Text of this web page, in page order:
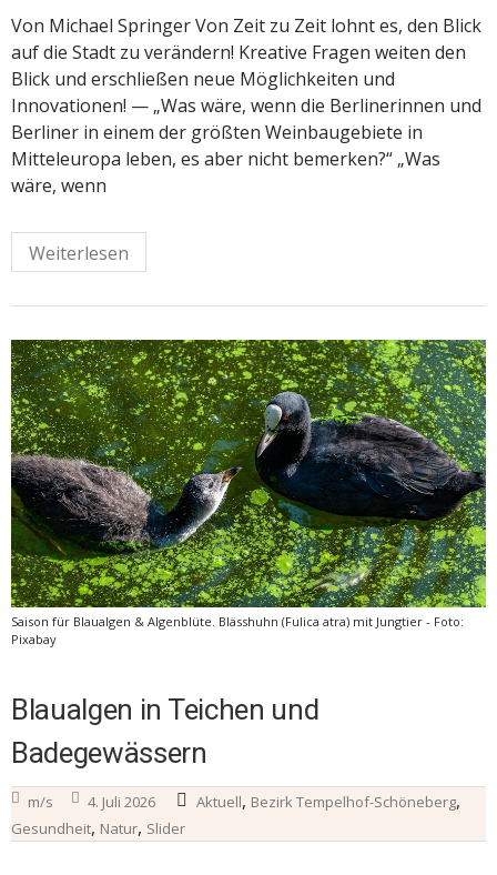
Von Michael Springer Von Zeit zu Zeit lohnt es, den Blick
auf die Stadt zu verändern! Kreative Fragen weiten den
Blick und erschließen neue Möglichkeiten und
Innovationen! — „Was wäre, wenn die Berlinerinnen und
Berliner in einem der größten Weinbaugebiete in
Mitteleuropa leben, es aber nicht bemerken?“ „Was
wäre, wenn
Weiterlesen
Saison für Blaualgen & Algenblüte. Blässhuhn (Fulica atra) mit Jungtier - Foto:
Pixabay
Blaualgen in Teichen und
Badegewässern
m/s 4. Juli 2026 Aktuell, Bezirk Tempelhof-Schöneberg,
Gesundheit, Natur, Slider